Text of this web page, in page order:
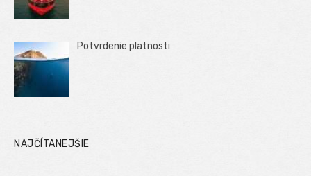
Potvrdenie platnosti
NAJČÍTANEJŠIE